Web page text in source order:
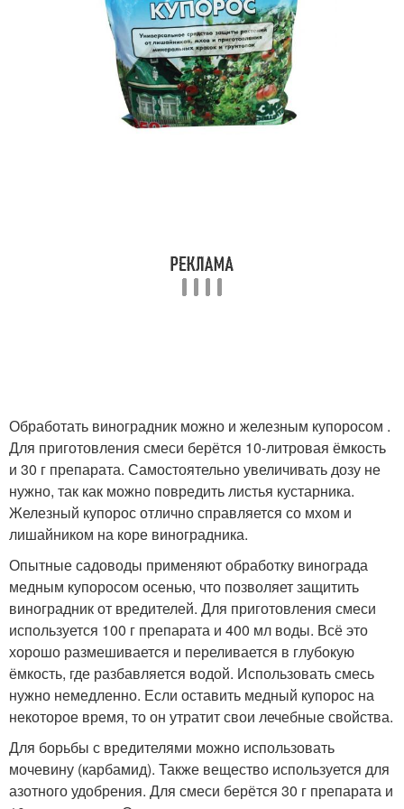
Обработать виноградник можно и железным купоросом .
Для приготовления смеси берётся 10-литровая ёмкость
и 30 г препарата. Самостоятельно увеличивать дозу не
нужно, так как можно повредить листья кустарника.
Железный купорос отлично справляется со мхом и
лишайником на коре виноградника.
Опытные садоводы применяют обработку винограда
медным купоросом осенью, что позволяет защитить
виноградник от вредителей. Для приготовления смеси
используется 100 г препарата и 400 мл воды. Всё это
хорошо размешивается и переливается в глубокую
ёмкость, где разбавляется водой. Использовать смесь
нужно немедленно. Если оставить медный купорос на
некоторое время, то он утратит свои лечебные свойства.
Для борьбы с вредителями можно использовать
мочевину (карбамид). Также вещество используется для
азотного удобрения. Для смеси берётся 30 г препарата и